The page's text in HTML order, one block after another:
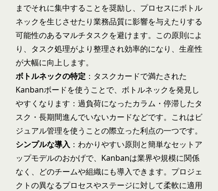
までそれに集中することを奨励し、プロセスにボトル
ネックを生じさせたり業務品質に影響を与えたりする
可能性のあるマルチタスクを避けます。この原則によ
り、タスク処理がより整理され効率的になり、生産性
が大幅に向上します。
ボトルネックの特定 ：タスクカードで満たされた
Kanbanボードを使うことで、ボトルネックを発見し
やすくなります：過負荷になったカラム・停滞したタ
スク・長期間進んでいないカードなどです。これはビ
ジュアル管理を使うことの際立った利点の一つです。
シンプルな導入 ：わかりやすい原則と簡単なセットア
ップモデルのおかげで、Kanbanは業界や規模に関係
なく、どのチームや組織にも導入できます。プロジェ
クトの異なるプロセスやステージに対して柔軟に適用